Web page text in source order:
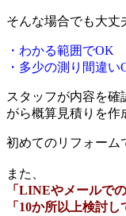
そんな場合でも大丈
・わかる範囲でOK
・多少の測り間違い
スタッフが内容を
がら概算見積りを作
初めてのリフォーム
また、
「LINEやメールで
「10か所以上検討し